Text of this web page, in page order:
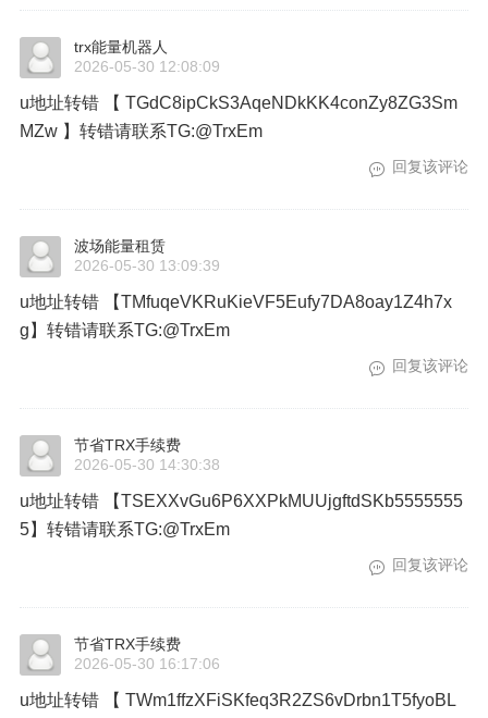
trx能量机器人
2026-05-30 12:08:09
u地址转错 【 TGdC8ipCkS3AqeNDkKK4conZy8ZG3Sm
MZw 】转错请联系TG:@TrxEm
回复该评论
波场能量租赁
2026-05-30 13:09:39
u地址转错 【TMfuqeVKRuKieVF5Eufy7DA8oay1Z4h7x
g】转错请联系TG:@TrxEm
回复该评论
节省TRX手续费
2026-05-30 14:30:38
u地址转错 【TSEXXvGu6P6XXPkMUUjgftdSKb5555555
5】转错请联系TG:@TrxEm
回复该评论
节省TRX手续费
2026-05-30 16:17:06
u地址转错 【 TWm1ffzXFiSKfeq3R2ZS6vDrbn1T5fyoBL